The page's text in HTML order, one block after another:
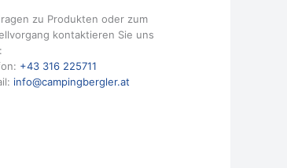
zu Produkten oder zum
kontaktieren Sie uns
+43 316 225711
info@campingbergler.at